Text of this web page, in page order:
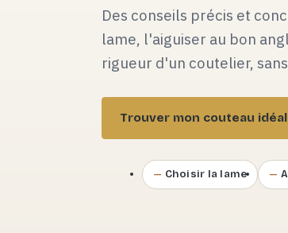
Des conseils précis et
lame, l'aiguiser au bon
rigueur d'un coutelier,
Trouver mon couteau idéal
Choisir la lame